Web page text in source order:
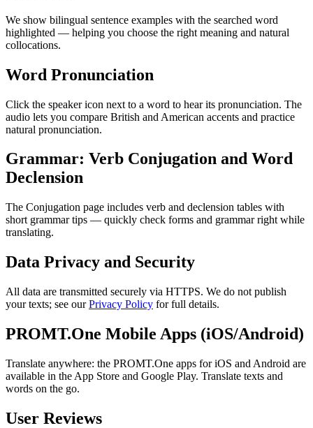
We show bilingual sentence examples with the searched word
highlighted — helping you choose the right meaning and natural
collocations.
Word Pronunciation
Click the speaker icon next to a word to hear its pronunciation. The
audio lets you compare British and American accents and practice
natural pronunciation.
Grammar: Verb Conjugation and Word
Declension
The Conjugation page includes verb and declension tables with
short grammar tips — quickly check forms and grammar right while
translating.
Data Privacy and Security
All data are transmitted securely via HTTPS. We do not publish
your texts; see ourPrivacy Policy for full details.
PROMT.One Mobile Apps (iOS/Android)
Translate anywhere: the PROMT.One apps for iOS and Android are
available in the App Store and Google Play. Translate texts and
words on the go.
User Reviews